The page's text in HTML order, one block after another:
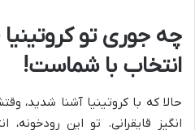
چه جوری تو کروتینیا
انتخاب با شماست!
حالا که با کروتینیا آشنا شدید،
انگیز قایقرانی. تو این